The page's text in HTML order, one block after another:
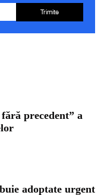
Trimite
precedent” a
adoptate urgent